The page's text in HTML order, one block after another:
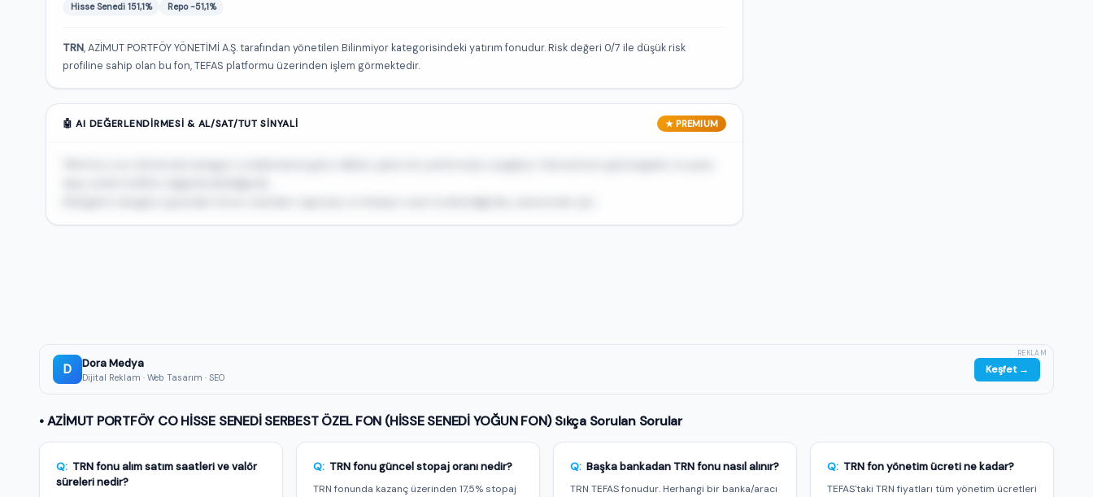
Hisse Senedi 151,1% Repo -51,1%
TRN, AZİMUT PORTFÖY YÖNETİMİ A.Ş. tarafından yönetilen Bilinmiyor kategorisindeki yatırım fonudur. Risk değeri 0/7 ile düşük risk
profiline sahip olan bu fon, TEFAS platformu üzerinden işlem görmektedir.
🤖 AI DEĞERLENDIRMESI & AL/SAT/TUT SINYALI ★ PREMIUM
D Dora Medya
Dijital Reklam · Web Tasarım · SEO
Keşfet →
REKLAM
• AZİMUT PORTFÖY CO HİSSE SENEDİ SERBEST ÖZEL FON (HİSSE SENEDİ YOĞUN FON) Sıkça Sorulan Sorular
Q: TRN fonu alım satım saatleri ve valör
süreleri nedir?
Q: TRN fonu güncel stopaj oranı nedir?
TRN fonunda kazanç üzerinden 17,5% stopaj
Q: Başka bankadan TRN fonu nasıl alınır?
TRN TEFAS fonudur. Herhangi bir banka/aracı
Q: TRN fon yönetim ücreti ne kadar?
TEFAS'taki TRN fiyatları tüm yönetim ücretleri